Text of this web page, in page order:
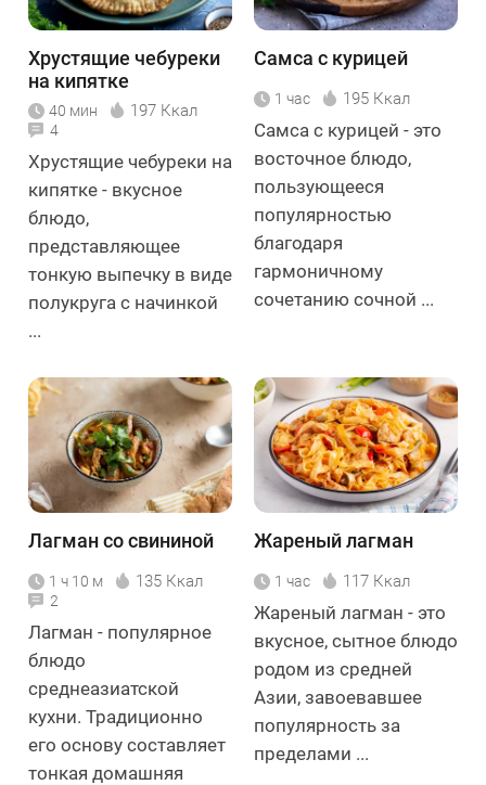
Хрустящие чебуреки
на кипятке
40 мин 197 Ккал
4
Хрустящие чебуреки на
кипятке - вкусное
блюдо,
представляющее
тонкую выпечку в виде
полукруга с начинкой
...
Самса с курицей
1 час 195 Ккал
Самса с курицей - это
восточное блюдо,
пользующееся
популярностью
благодаря
гармоничному
сочетанию сочной ...
Лагман со свининой
1 ч 10 м 135 Ккал
2
Лагман - популярное
блюдо
среднеазиатской
кухни. Традиционно
его основу составляет
тонкая домашняя
Жареный лагман
1 час 117 Ккал
Жареный лагман - это
вкусное, сытное блюдо
родом из средней
Азии, завоевавшее
популярность за
пределами ...